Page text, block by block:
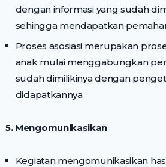
dengan informasi yang sudah
sehingga mendapatkan
Proses asosiasi merupakan
anak mulai menggabungkan
sudah dimilikinya dengan
didapatkannya
5. Mengomunikasikan
Kegiatan mengomunikasikan